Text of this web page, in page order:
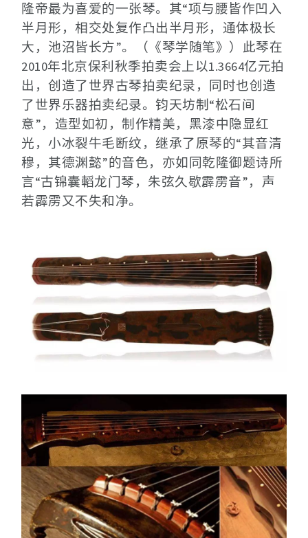
隆帝最为喜爱的一张琴。其“项与腰皆作凹入
半月形，相交处复作凸出半月形，通体极长
大，池沼皆长方”。（《琴学随笔》）此琴在
2010年北京保利秋季拍卖会上以1.3664亿元拍
出，创造了世界古琴拍卖纪录，同时也创造
了世界乐器拍卖纪录。钧天坊制“松石间
意”，造型如初，制作精美，黑漆中隐显红
光，小冰裂牛毛断纹，继承了原琴的“其音清
穆，其德渊懿”的音色，亦如同乾隆御题诗所
言“古锦囊轁龙门琴，朱弦久歇霹雳音”，声
若霹雳又不失和净。